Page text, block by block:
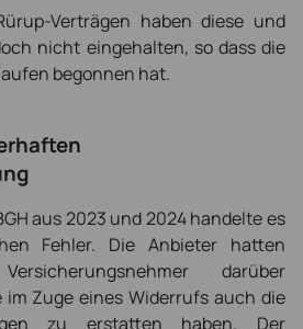
Verträgen haben diese und
nicht eingehalten, so dass die
begonnen hat.
aus 2023 und 2024 handelte es
Fehler. Die Anbieter hatten
darüber
im Zuge eines Widerrufs auch die
zu erstatten haben. Der